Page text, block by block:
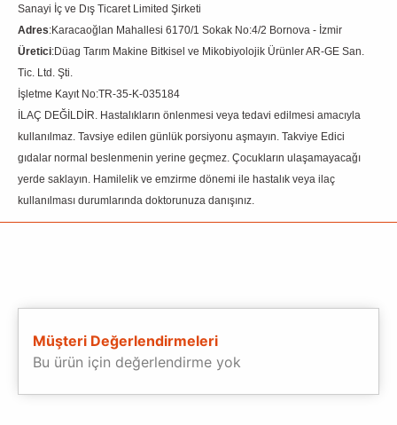
Sanayi İç ve Dış Ticaret Limited Şirketi
Adres:Karacaoğlan Mahallesi 6170/1 Sokak No:4/2 Bornova - İzmir
Üretici:Düag Tarım Makine Bitkisel ve Mikobiyolojik Ürünler AR-GE San.
Tic. Ltd. Şti.
İşletme Kayıt No:TR-35-K-035184
İLAÇ DEĞİLDİR. Hastalıkların önlenmesi veya tedavi edilmesi amacıyla
kullanılmaz. Tavsiye edilen günlük porsiyonu aşmayın. Takviye Edici
gıdalar normal beslenmenin yerine geçmez. Çocukların ulaşamayacağı
yerde saklayın. Hamilelik ve emzirme dönemi ile hastalık veya ilaç
kullanılması durumlarında doktorunuza danışınız.
Müşteri Değerlendirmeleri
Bu ürün için değerlendirme yok